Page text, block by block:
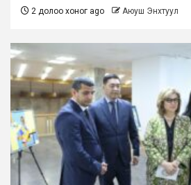
2 долоо хоног ago Аюуш Энхтуул